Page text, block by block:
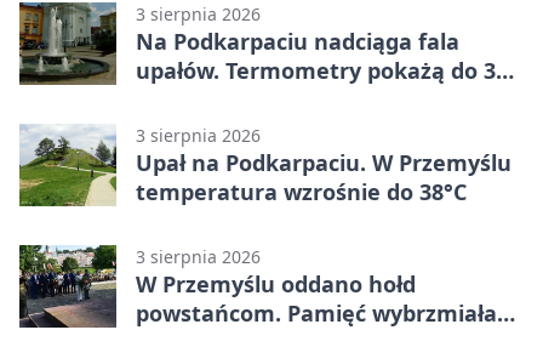
3 sierpnia 2026
Na Podkarpaciu nadciąga fala
upałów. Termometry pokażą do 36
3 sierpnia 2026
Upał na Podkarpaciu. W Przemyślu
temperatura wzrośnie do 38°C
3 sierpnia 2026
W Przemyślu oddano hołd
powstańcom. Pamięć wybrzmiała